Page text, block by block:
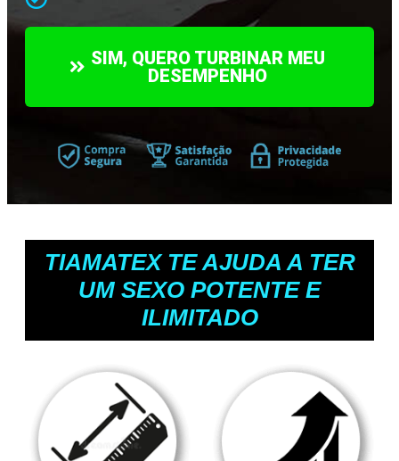
SIM, QUERO TURBINAR MEU
DESEMPENHO
TIAMATEX TE AJUDA A TER
UM SEXO POTENTE E
ILIMITADO